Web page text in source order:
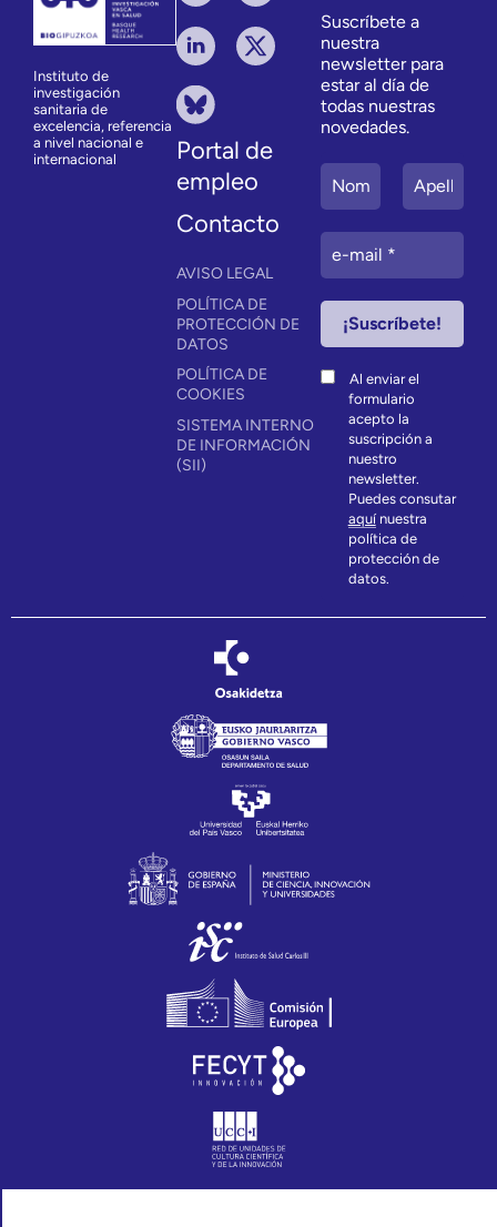
Instituto de
investigación
sanitaria de
excelencia, referencia
a nivel nacional e
internacional
Portal de
empleo
Contacto
AVISO LEGAL
POLÍTICA DE
PROTECCIÓN DE
DATOS
POLÍTICA DE
COOKIES
SISTEMA INTERNO
DE INFORMACIÓN
(SII)
Suscríbete a
nuestra
newsletter para
estar al día de
todas nuestras
novedades.
Al enviar el
formulario
acepto la
suscripción a
nuestro
newsletter.
Puedes consutar
aquínuestra
política de
protección de
datos.